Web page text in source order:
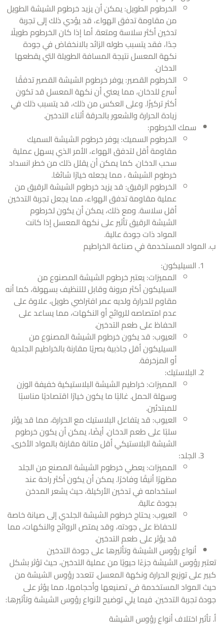
الخرطوم الطويل: يمكن أن يزيد خرطوم الشيشة الطويل
من مقاومة تدفق الهواء، قد يؤدي ذلك إلى تجربة
تدخين أكثر سلاسة ومتعة. أما إذا كان الخرطوم طويلًا
جدًا، فقد يتسبب طوله الزائد بالانخفاض في جودة
نكهة المعسل نتيجة المسافة الطويلة التي يقطعها
الدخان.
الخرطوم القصير: يوفر خرطوم الشيشة القصير تدفقًا
أسرع للدخان، مما يعني أن نكهة المعسل قد تكون
أكثر تركيزًا. وعلى العكس من ذلك، قد يتسبب ذلك في
زيادة الحرارة والشعور بالحرقة أثناء التدخين.
سمك الخرطوم:
الخرطوم السميك: يوفر خرطوم الشيشة السميك
مقاومة أقل لتدفق الهواء، الأمر الذي يسهل عملية
سحب الدخان. كما يمكن أن يقلل ذلك من خطر انسداد
خرطوم الشيشة ، مما يجعله خيارًا شائعًا.
الخرطوم الرقيق: قد يزيد خرطوم الشيشة الرقيق من
عملية مقاومة تدفق الهواء، مما يجعل تجربة التدخين
أقل سلاسة. ومع ذلك، يمكن أن يكون لخرطوم
الشيشة الرقيق تأثير على نكهة المعسل إذا كانت
المواد ذات جودة عالية.
المستخدمة في صناعة الخراطيم
السيليكون:
المميزات: يعتبر خرطوم الشيشة المصنوع من
السيليكون أكثر مرونة وقابل للتنظيف بسهولة، كما أنه
مقاوم للحرارة ولديه عمر افتراضي طويل، علاوة على
عدم امتصاصه للروائح أو النكهات، مما يساعد على
الحفاظ على طعم التدخين.
العيوب: قد يكون خرطوم الشيشة المصنوع من
السيليكون أقل جاذبية بصريًا مقارنة بالخراطيم الجلدية
أو المزخرفة.
البلاستيك:
المميزات: خراطيم الشيشة البلاستيكية خفيفة الوزن
وسهلة الحمل. غالبًا ما يكون خيارًا اقتصاديًا مناسبًا
للمبتدئين.
العيوب: قد يتفاعل البلاستيك مع الحرارة، مما قد يؤثر
سلبًا على طعم الدخان. أيضًا، يمكن أن يكون خرطوم
الشيشة البلاستيكي أقل متانة مقارنة بالمواد الأخرى.
الجلد:
المميزات: يعطي خرطوم الشيشة المصنع من الجلد
مظهرًا أنيقًا وفاخرًا. يمكن أن يكون أكثر راحة عند
استخدامه في تدخين الأركيلة، حيث يشعر المدخن
بجودة عالية.
العيوب: يحتاج خرطوم الشيشة الجلدي إلى صيانة خاصة
للحفاظ على جودته، وقد يمتص الروائح والنكهات، مما
قد يؤثر على طعم التدخين.
أنواع رؤوس الشيشة وتأثيرها على جودة التدخين
رؤوس الشيشة جزءًا حيويًا من عملية التدخين، حيث تؤثر بشكل
على توزيع الحرارة ونكهة المعسل. تتعدد رؤوس الشيشة من
المواد المستخدمة في تصنيعها وأحجامها، مما يؤثر على
تجربة التدخين. فيما يلي توضيح لأنواع رؤوس الشيشة وتأثيرها:
اختلاف أنواع رؤوس الشيشة